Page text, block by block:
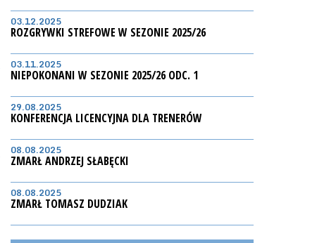
03.12.2025
ROZGRYWKI STREFOWE W SEZONIE 2025/26
03.11.2025
NIEPOKONANI W SEZONIE 2025/26 ODC. 1
29.08.2025
KONFERENCJA LICENCYJNA DLA TRENERÓW
08.08.2025
ZMARŁ ANDRZEJ SŁABĘCKI
08.08.2025
ZMARŁ TOMASZ DUDZIAK